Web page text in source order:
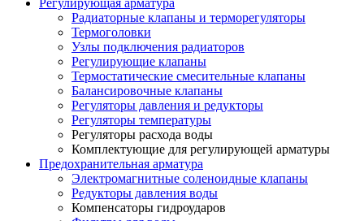
Регулирующая арматура
Радиаторные клапаны и терморегуляторы
Термоголовки
Узлы подключения радиаторов
Регулирующие клапаны
Термостатические смесительные клапаны
Балансировочные клапаны
Регуляторы давления и редукторы
Регуляторы температуры
Регуляторы расхода воды
Комплектующие для регулирующей арматуры
Предохранительная арматура
Электромагнитные соленоидные клапаны
Редукторы давления воды
Компенсаторы гидроударов